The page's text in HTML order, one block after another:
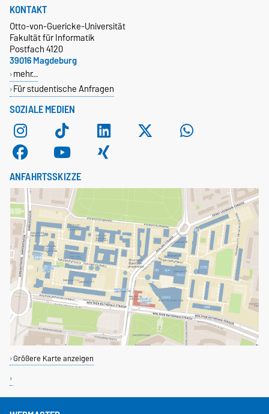
SOZIALE MEDIEN
KONTAKT
Otto-von-Guericke-Universität
Fakultät für Informatik
Postfach 4120
39016 Magdeburg
mehr…
Für studentische Anfragen
ANFAHRTSSKIZZE
Größere Karte anzeigen